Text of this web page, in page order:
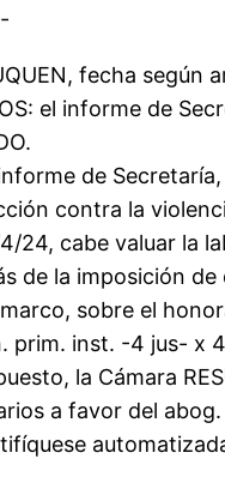
fecha según
el informe de
de
contra la
24, cabe valuar la
de la imposición
sobre el
prim. inst. -4 jus- x
la Cámara
a favor del